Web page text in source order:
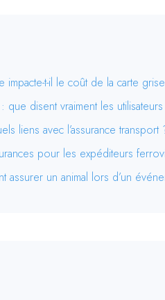
impacte-t-il le coût de la carte
que disent vraiment les
liens avec l’assurance transport
pour les expéditeurs
assurer un animal lors d’un